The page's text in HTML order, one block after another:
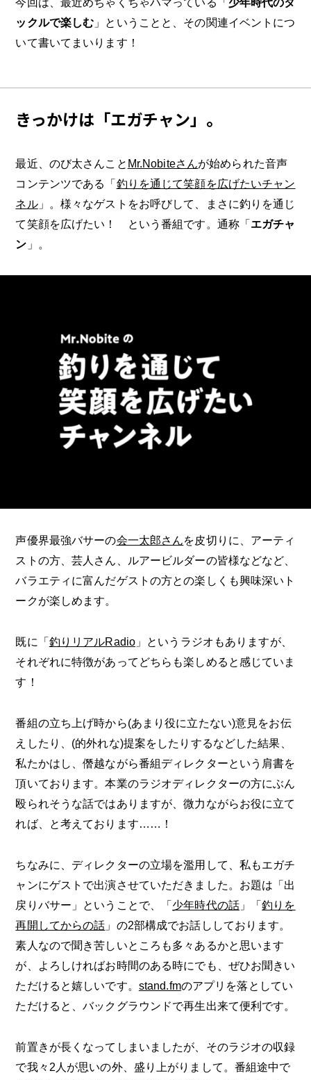
ックルで楽しむ 」ということと、その関連イベントにつ
いて書いてまいります！
きっかけは「エガチャン」。
最近、のび太さんこと Mr.Nobiteさんが始められた音声
コンテンツである「 釣りを通じて笑顔を広げたいチャン
ネル」。様々なゲストをお呼びして、まさに釣りを通じ
て笑顔を広げたい！ という番組です。通称「 エガチャ
ン 」。
声優界最強バサーの会一太郎さんを皮切りに、アーティ
ストの方、芸人さん、ルアービルダーの皆様などなど、
バラエティに富んだゲストの方との楽しくも興味深いト
ークが楽しめます。
既に「 釣りリアルRadio 」というラジオもありますが、
それぞれに特徴があってどちらも楽しめると感じていま
す！
番組の立ち上げ時から(あまり役に立たない)意見をお伝
えしたり、(的外れな)提案をしたりするなどした結果、
私たかはし、僭越ながら番組ディレクターという肩書を
頂いております。本業のラジオディレクターの方にぶん
殴られそうな話ではありますが、微力ながらお役に立て
れば、と考えております……！
ちなみに、ディレクターの立場を濫用して、私もエガチ
ャンにゲストで出演させていただきました。お題は「出
戻りバサー」ということで、「 少年時代の話」「釣りを
再開してからの話 」の2部構成でお話ししております。
素人なので聞き苦しいところも多々あるかと思います
が、よろしければお時間のある時にでも、ぜひお聞きい
ただけると嬉しいです。 stand.fmのアプリを落としてい
ただけると、バックグラウンドで再生出来て便利です。
前置きが長くなってしまいましたが、そのラジオの収録
で我々2人が思いの外、盛り上がりまして。番組途中で